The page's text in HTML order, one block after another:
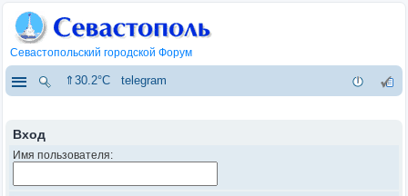
Севастопольский городской Форум
⇑30.2°C telegram
Вход
Имя пользователя: